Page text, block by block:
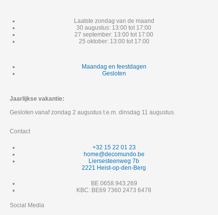
Laatste zondag van de maand
30 augustus: 13:00 tot 17:00
27 september: 13:00 tot 17:00
25 oktober: 13:00 tot 17:00
Maandag en feestdagen
Gesloten
Jaarlijkse vakantie:
Gesloten vanaf zondag 2 augustus t.e.m. dinsdag 11 augustus.
Contact
+32 15 22 01 23
home@decomundo.be
Liersesteenweg 7b
2221 Heist-op-den-Berg
BE 0658.943.269
KBC: BE69 7360 2473 6478
Social Media